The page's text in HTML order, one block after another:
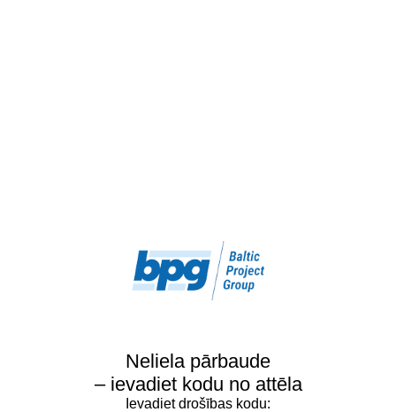
Neliela pārbaude
– ievadiet kodu no attēla
Ievadiet drošības kodu: